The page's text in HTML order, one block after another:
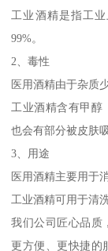
工业酒精是指工
99%。
2、毒性
医用酒精由于杂质
工业酒精含有甲醇
也会有部分被皮肤
3、用途
医用酒精主要用于
工业酒精可用于清
我们公司匠心品质
更方便、更快捷的